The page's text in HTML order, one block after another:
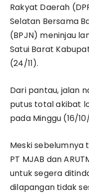
Rakyat Daerah
Selatan Bersama
(BPJN) meninjau
Satui Barat
(24/11).
Dari pantau, jalan
putus total akibat
pada Minggu (16/
Meski sebelumnya
PT MJAB dan
untuk segera
dilapangan tidak